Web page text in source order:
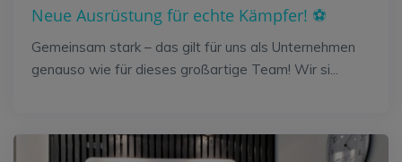
Neue Ausrüstung für echte Kämpfer! ⚽
Gemeinsam stark – das gilt für uns als Unternehmen
genauso wie für dieses großartige Team! Wir si...